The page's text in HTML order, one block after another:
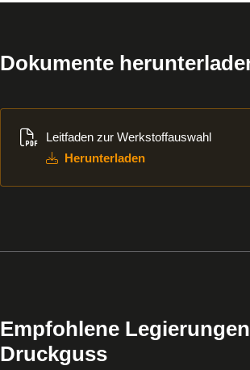
Dokumente
Leitfaden zur Werkstoffauswahl
Herunterladen
Empfohlene
Druckguss